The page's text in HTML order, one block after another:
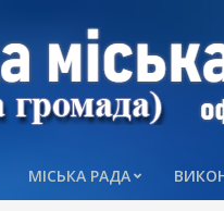
МІСЬКА РАДА